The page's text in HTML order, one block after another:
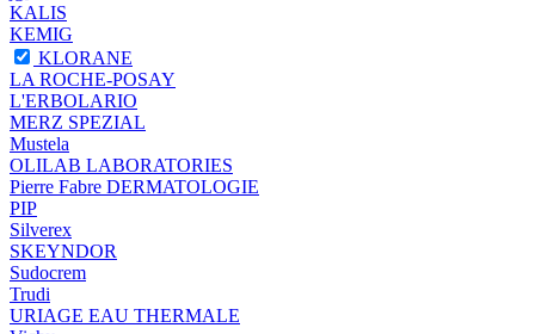
KALIS
KEMIG
KLORANE
LA ROCHE-POSAY
L'ERBOLARIO
MERZ SPEZIAL
Mustela
OLILAB LABORATORIES
Pierre Fabre DERMATOLOGIE
PIP
Silverex
SKEYNDOR
Sudocrem
Trudi
URIAGE EAU THERMALE